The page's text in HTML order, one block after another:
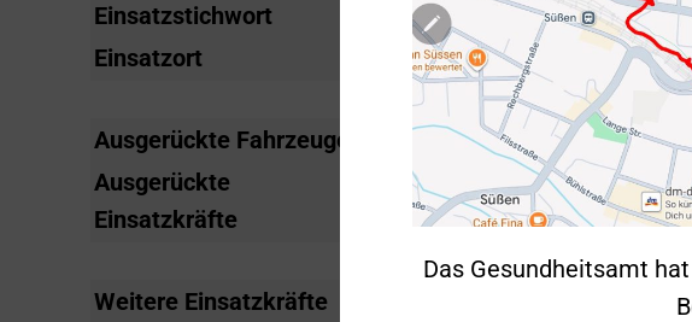
Einsatzstichwort
Ölspur Ö1
Einsatzort
Schlater Straße
Ausgerückte Fahrzeuge
KdoW, GW-L, TLF 16/25
Ausgerückte
Einsatzkräfte
Weitere Einsatzkräfte
Das Gesundheitsamt